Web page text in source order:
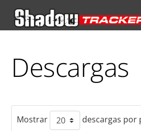
Descargas
Mostrar descargas por